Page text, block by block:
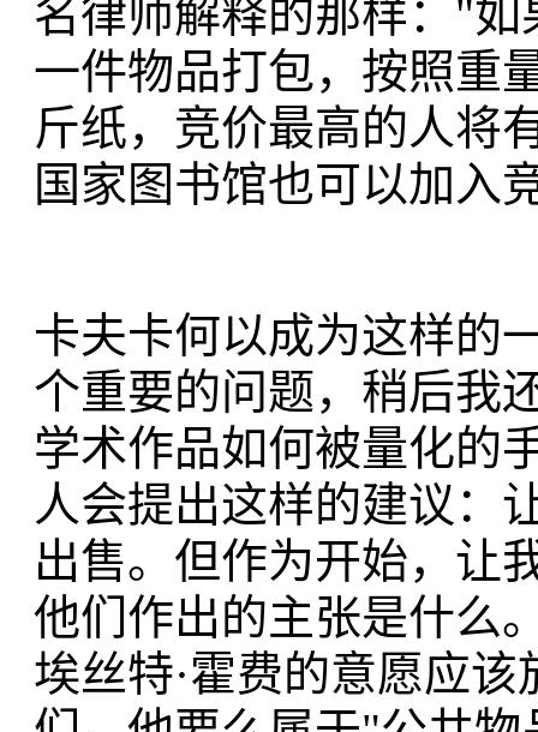
名律师解释的那样："
一件物品打包，按照重
斤纸，竞价最高的人将
国家图书馆也可以加入
卡夫卡何以成为这样的
个重要的问题，稍后我
学术作品如何被量化的
人会提出这样的建议：
出售。但作为开始，让
他们作出的主张是什么
埃丝特·霍费的意愿应